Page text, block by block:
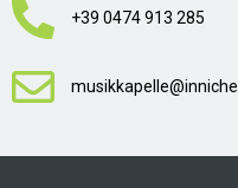
+39 0474 913 285